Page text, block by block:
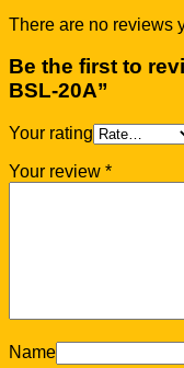
There are no reviews
Be the first to
BSL-20A”
Your rating
Your review *
Name